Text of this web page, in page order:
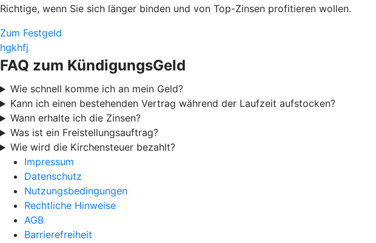
Richtige, wenn Sie sich länger binden und von Top-Zinsen profitieren wollen.
Zum Festgeld
hgkhfj
FAQ zum KündigungsGeld
Wie schnell komme ich an mein Geld?
Kann ich einen bestehenden Vertrag während der Laufzeit aufstocken?
Wann erhalte ich die Zinsen?
Was ist ein Freistellungsauftrag?
Wie wird die Kirchensteuer bezahlt?
Impressum
Datenschutz
Nutzungsbedingungen
Rechtliche Hinweise
AGB
Barrierefreiheit